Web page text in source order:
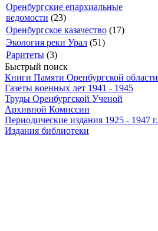
Оренбургские епархиальные
ведомости (23)
Оренбургское казачество (17)
Экология реки Урал (51)
Раритеты (3)
Быстрый поиск
Книги Памяти Оренбургской области
Газеты военных лет 1941 - 1945
Труды Оренбургской Ученой
Архивной Комиссии
Периодические издания 1925 - 1947 г.
Издания библиотеки